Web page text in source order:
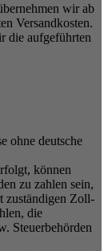
wir ab
Versandkosten.
die aufgeführten
ohne deutsche
können
zu zahlen sein,
zuständigen Zoll-
die
Steuerbehörden